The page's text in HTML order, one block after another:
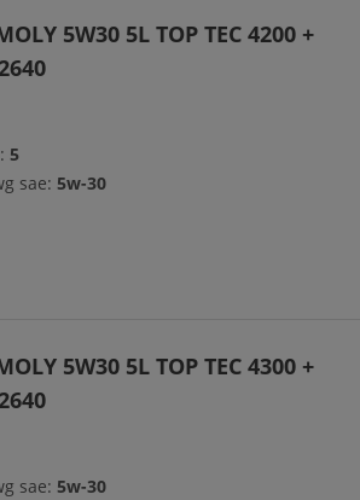
5W30 5L TOP TEC 4200 +
5
sae: 5w-30
5W30 5L TOP TEC 4300 +
sae: 5w-30